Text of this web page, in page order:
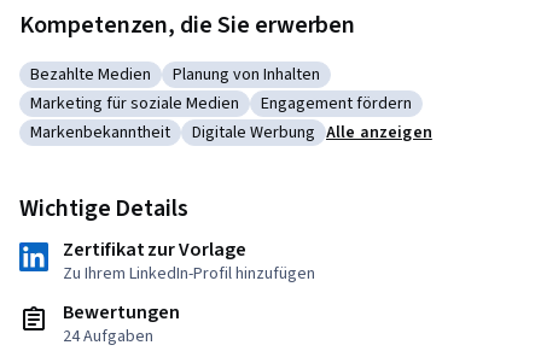
Kompetenzen, die Sie erwerben
Kategorie: Bezahlte Medien
Bezahlte Medien Kategorie: Planung von Inhalten
Planung von Inhalten
Kategorie: Marketing für soziale Medien
Marketing für soziale Medien Kategorie: Engagement fördern
Engagement fördern
Kategorie: Markenbekanntheit
Markenbekanntheit Kategorie: Digitale Werbung
Digitale Werbung Alle anzeigen
Wichtige Details
Zertifikat zur Vorlage
Zu Ihrem LinkedIn-Profil hinzufügen
Bewertungen
24 Aufgaben